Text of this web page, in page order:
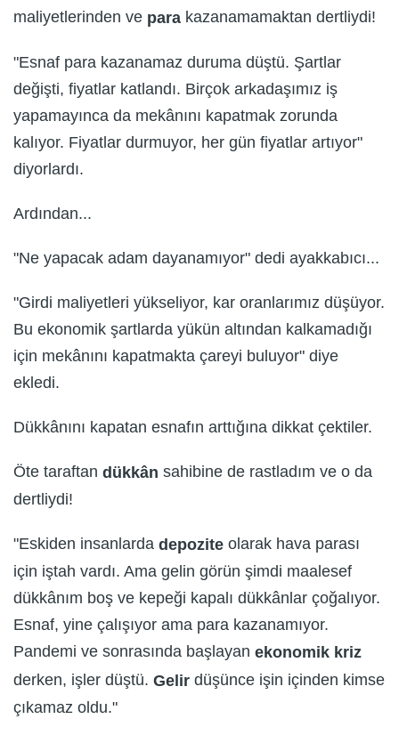
maliyetlerinden ve para kazanamamaktan dertliydi!
"Esnaf para kazanamaz duruma düştü. Şartlar
değişti, fiyatlar katlandı. Birçok arkadaşımız iş
yapamayınca da mekânını kapatmak zorunda
kalıyor. Fiyatlar durmuyor, her gün fiyatlar artıyor"
diyorlardı.
Ardından...
"Ne yapacak adam dayanamıyor" dedi ayakkabıcı...
"Girdi maliyetleri yükseliyor, kar oranlarımız düşüyor.
Bu ekonomik şartlarda yükün altından kalkamadığı
için mekânını kapatmakta çareyi buluyor" diye
ekledi.
Dükkânını kapatan esnafın arttığına dikkat çektiler.
Öte taraftan dükkân sahibine de rastladım ve o da
dertliydi!
"Eskiden insanlarda depozite olarak hava parası
için iştah vardı. Ama gelin görün şimdi maalesef
dükkânım boş ve kepeği kapalı dükkânlar çoğalıyor.
Esnaf, yine çalışıyor ama para kazanamıyor.
Pandemi ve sonrasında başlayan ekonomik kriz
derken, işler düştü. Gelir düşünce işin içinden kimse
çıkamaz oldu."